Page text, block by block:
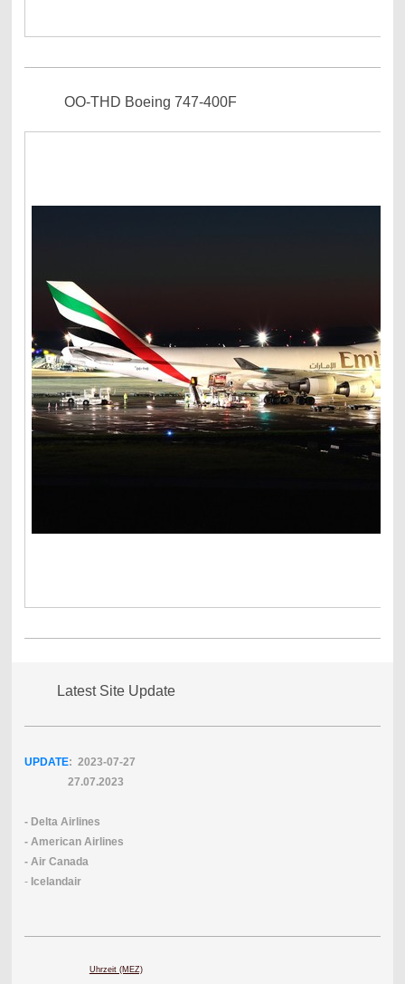
OO-THD Boeing 747-400F
Latest Site Update
UPDATE: 2023-07-27
27.07.2023
- Delta Airlines
- American Airlines
- Air Canada
- Icelandair
Uhrzeit (MEZ)